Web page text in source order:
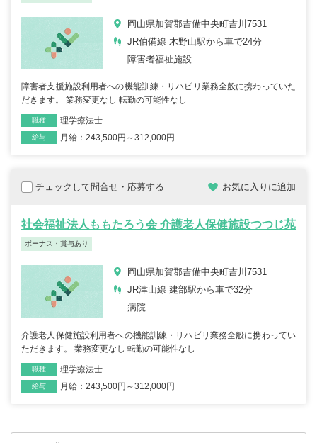
岡山県加賀郡吉備中央町吉川7531
JR伯備線 木野山駅から車で24分
障害者福祉施設
障害者支援施設利用者への機能訓練・リハビリ業務全般に携わっていた
だきます。 業務変更なし 転勤の可能性なし
職種 理学療法士
雇用形態
給与 月給：243,500円～312,000円
チェックして問合せ・応募する お気に入りに追加
社会福祉法人ももたろう会 介護老人保健施設つつじ苑
ボーナス・賞与あり
岡山県加賀郡吉備中央町吉川7531
JR津山線 建部駅から車で32分
病院
介護老人保健施設利用者への機能訓練・リハビリ業務全般に携わってい
ただきます。 業務変更なし 転勤の可能性なし
職種 理学療法士
雇用形態
給与 月給：243,500円～312,000円